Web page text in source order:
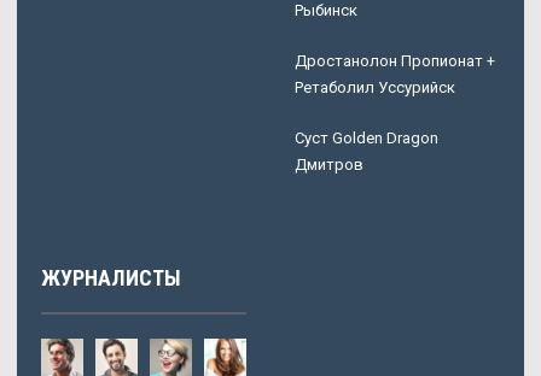
Рыбинск
Дростанолон Пропионат +
Ретаболил Уссурийск
Суст Golden Dragon
Дмитров
ЖУРНАЛИСТЫ